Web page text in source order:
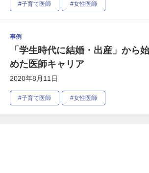
#子育て医師 #女性医師
事例
「学生時代に結婚・出産」から始
めた医師キャリア
2020年8月11日
#子育て医師 #女性医師